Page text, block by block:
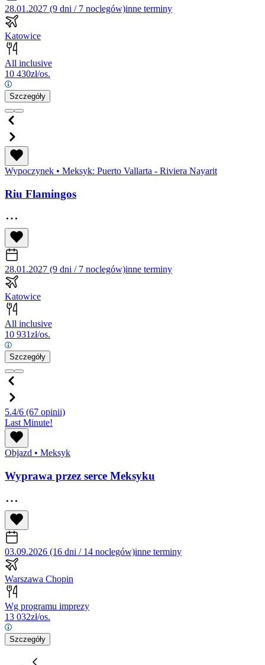
28.01.2027 (9 dni / 7 noclegów)inne terminy
Katowice
All inclusive
10 430zł/os.
Szczegóły
Wypoczynek • Meksyk: Puerto Vallarta - Riviera Nayarit
Riu Flamingos
28.01.2027 (9 dni / 7 noclegów)inne terminy
Katowice
All inclusive
10 931zł/os.
Szczegóły
5.4/6 (67 opinii)
Last Minute!
Objazd • Meksyk
Wyprawa przez serce Meksyku
03.09.2026 (16 dni / 14 noclegów)inne terminy
Warszawa Chopin
Wg programu imprezy
13 032zł/os.
Szczegóły